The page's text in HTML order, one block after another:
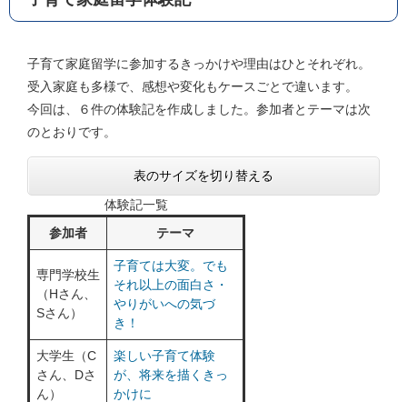
子育て家庭留学に参加するきっかけや理由はひとそれぞれ。
受入家庭も多様で、感想や変化もケースごとで違います。
今回は、６件の体験記を作成しました。参加者とテーマは次
のとおりです。
表のサイズを切り替える
体験記一覧
参加者
テーマ
専門学校生
（Hさん、
Sさん）
子育ては大変。でも
それ以上の面白さ・
やりがいへの気づ
き！
大学生（C
さん、Dさ
ん）
楽しい子育て体験
が、将来を描くきっ
かけに